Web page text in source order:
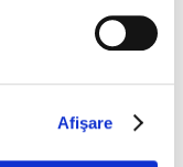
Afişare